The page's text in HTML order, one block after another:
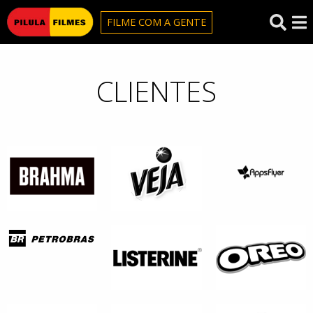
Pilula Filmes
FILME COM A GENTE
CLIENTES